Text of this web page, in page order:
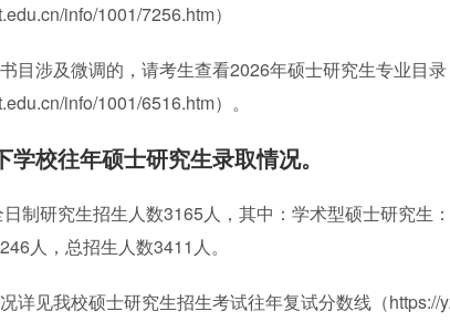
info/1001/7256.htm）
目涉及微调的，请考生查看2026年硕士研究生专业目录
info/1001/6516.htm）。
学校往年硕士研究生录取情况。
制研究生招生人数3165人，其中：学术型硕士研究生
人，总招生人数3411人。
详见我校硕士研究生招生考试往年复试分数线（https://